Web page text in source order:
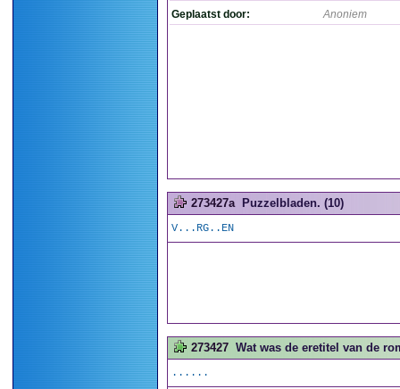
Geplaatst door: Anoniem
273427a Puzzelbladen. (10)
V...RG..EN
273427 Wat was de eretitel van de
......